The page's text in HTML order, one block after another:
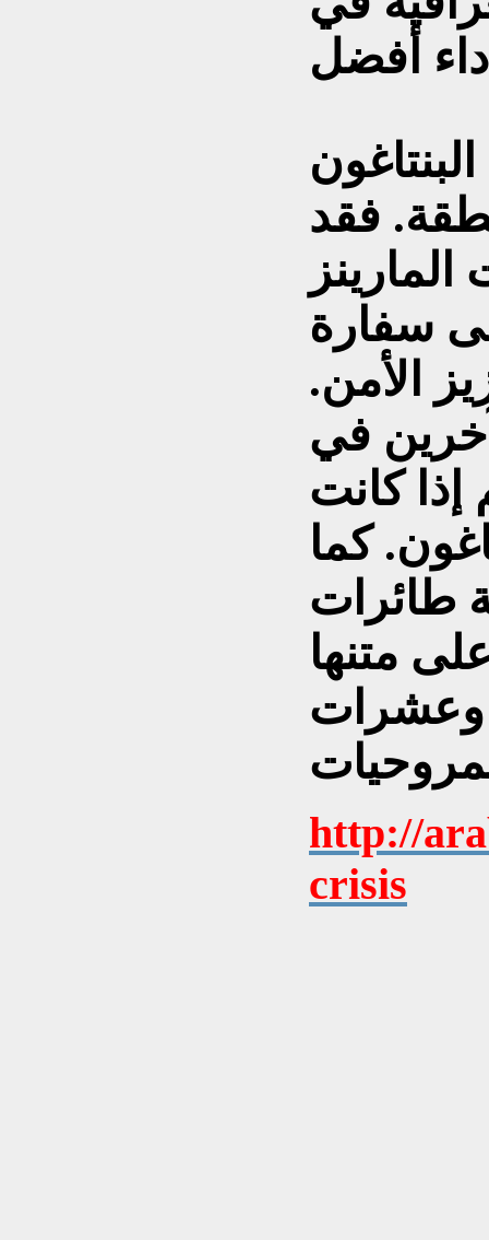
فقد
سفارة
الأمن.
نحو 100 آخرين في
إذا كانت
كما
طائرات
متنها
وعشرات
http://
crisis